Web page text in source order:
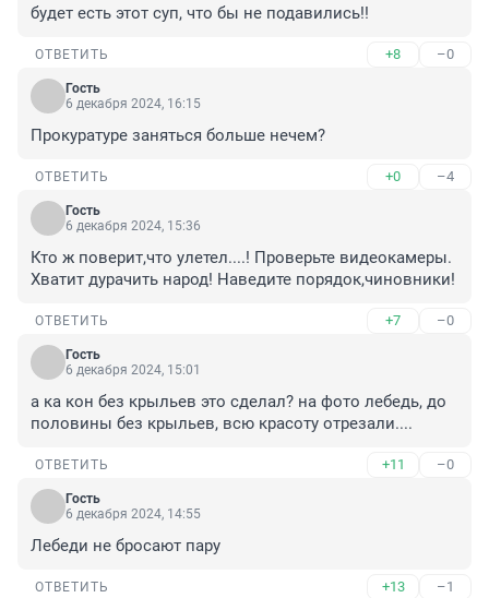
будет есть этот суп, что бы не подавились!!
ОТВЕТИТЬ +8 –0
Гость
6 декабря 2024, 16:15
Прокуратуре заняться больше нечем?
ОТВЕТИТЬ +0 –4
Гость
6 декабря 2024, 15:36
Кто ж поверит,что улетел....! Проверьте видеокамеры.
Хватит дурачить народ! Наведите порядок,чиновники!
ОТВЕТИТЬ +7 –0
Гость
6 декабря 2024, 15:01
а ка кон без крыльев это сделал? на фото лебедь, до
половины без крыльев, всю красоту отрезали....
ОТВЕТИТЬ +11 –0
Гость
6 декабря 2024, 14:55
Лебеди не бросают пару
ОТВЕТИТЬ +13 –1